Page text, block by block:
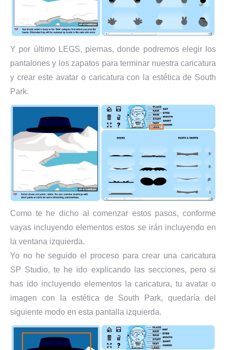
Y por último LEGS, piernas, donde podremos elegir los
pantalones y los zapatos para terminar nuestra caricatura
y crear este avatar o caricatura con la estética de South
Park.
Como te he dicho al comenzar estos pasos, conforme
vayas incluyendo elementos estos se irán incluyendo en
la ventana izquierda.
Yo no he seguido el proceso para crear una caricatura
SP Studio, te he ido explicando las secciones, pero si
has ido incluyendo elementos la caricatura, tu avatar o
imagen con la estética de South Park, quedaría del
siguiente modo en esta pantalla izquierda.